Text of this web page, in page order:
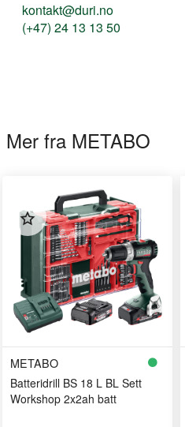
kontakt@duri.no
(+47) 24 13 13 50
Mer fra METABO
METABO
Batteridrill BS 18 L BL Sett
Workshop 2x2ah batt